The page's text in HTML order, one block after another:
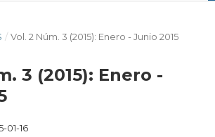
/ Vol. 2 Núm. 3 (2015): Enero - Junio 2015
3 (2015): Enero -
01-16